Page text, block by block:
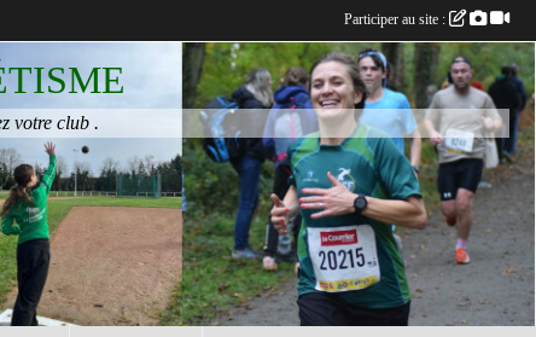
votre club .
Participer au site :